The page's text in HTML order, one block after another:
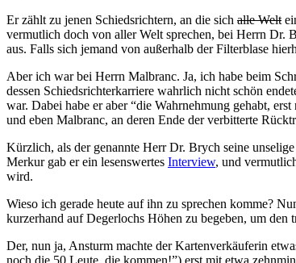
Er zählt zu jenen Schiedsrichtern, an die sich alle Welt
vermutlich doch von aller Welt sprechen, bei Herrn Dr.
aus. Falls sich jemand von außerhalb der Filterblase
Aber ich war bei Herrn Malbranc. Ja, ich habe beim
dessen Schiedsrichterkarriere wahrlich nicht schön
war. Dabei habe er aber “die Wahrnehmung gehabt,
und eben Malbranc, an deren Ende der verbitterte
Kürzlich, als der genannte Herr Dr. Brych seine
Merkur gab er ein lesenswertes Interview, und
wird.
Wieso ich gerade heute auf ihn zu sprechen komme?
kurzerhand auf Degerlochs Höhen zu begeben, um
Der, nun ja, Ansturm machte der Kartenverkäuferin
noch die 50 Leute, die kommen!”) erst mit etwa